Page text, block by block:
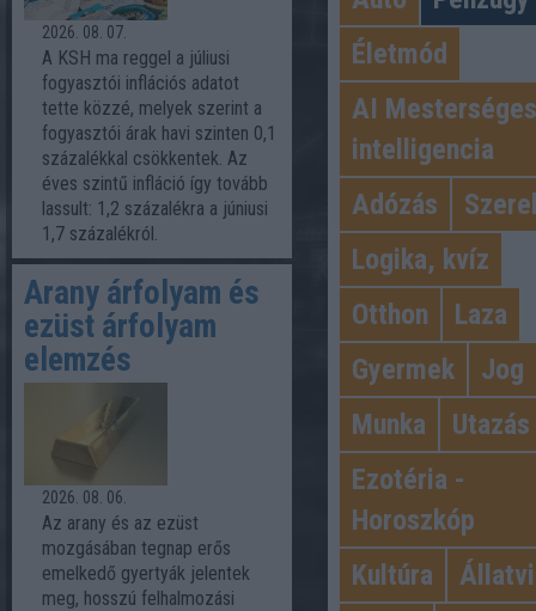
2026. 08. 07.
A KSH ma reggel a júliusi
fogyasztói inflációs adatot
tette közzé, melyek szerint a
fogyasztói árak havi szinten 0,1
százalékkal csökkentek. Az
éves szintű infláció így tovább
lassult: 1,2 százalékra a júniusi
1,7 százalékról.
Arany árfolyam és
ezüst árfolyam
elemzés
2026. 08. 06.
Az arany és az ezüst
mozgásában tegnap erős
emelkedő gyertyák jelentek
meg, hosszú felhalmozási
Életmód
AI Mesterséges
intelligencia
Adózás
Logika, kvíz
Otthon
Laza
Gyermek
Jog
Munka
Utazás
Ezotéria -
Horoszkóp
Kultúra